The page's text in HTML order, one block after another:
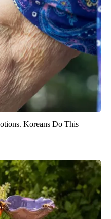
Koreans Do This